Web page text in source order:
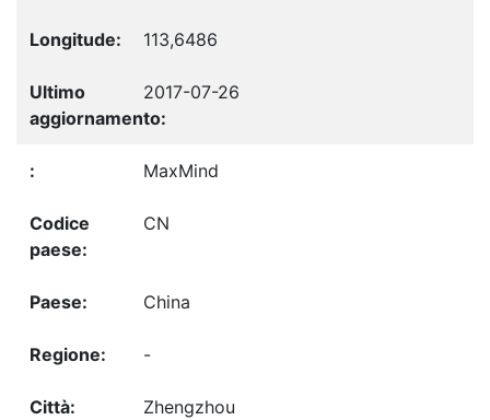
113,6486
2017-07-26
MaxMind
CN
China
-
Zhengzhou